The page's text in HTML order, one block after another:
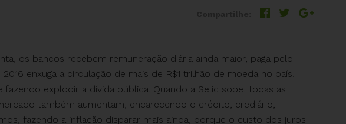
os bancos recebem remuneração diária ainda maior, paga pelo
enxuga a circulação de mais de R$1 trilhão de moeda no país,
explodir a dívida pública. Quando a Selic sobe, todas as
também aumentam, encarecendo o crédito, crediário,
fazendo a inflação disparar mais ainda, porque o custo dos juros